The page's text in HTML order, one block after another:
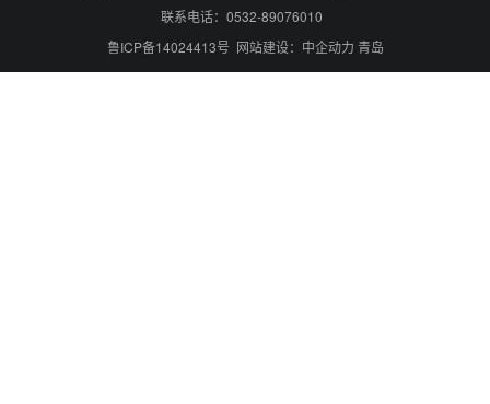
联系电话：0532-89076010
鲁ICP备14024413号 网站建设：中企动力 青岛